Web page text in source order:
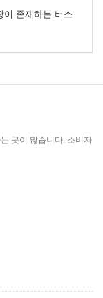
이 존재하는 버스
곳이 많습니다. 소비자